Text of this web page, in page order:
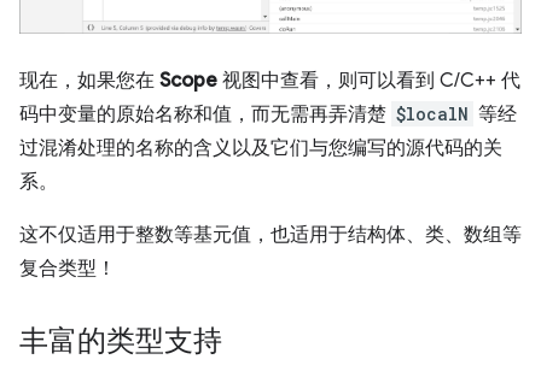
现在，如果您在 Scope 视图中查看，则可以看到 C/C++ 代
码中变量的原始名称和值，而无需再弄清楚 $localN 等经
过混淆处理的名称的含义以及它们与您编写的源代码的关
系。
这不仅适用于整数等基元值，也适用于结构体、类、数组等
复合类型！
丰富的类型支持